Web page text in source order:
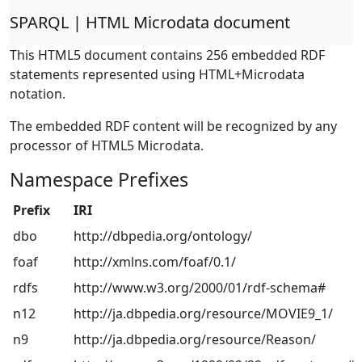
SPARQL | HTML Microdata document
This HTML5 document contains 256 embedded RDF
statements represented using HTML+Microdata
notation.
The embedded RDF content will be recognized by any
processor of HTML5 Microdata.
Namespace Prefixes
Prefix
IRI
dbo
http://dbpedia.org/ontology/
foaf
http://xmlns.com/foaf/0.1/
rdfs
http://www.w3.org/2000/01/rdf-schema#
n12
http://ja.dbpedia.org/resource/MOVIE9_1/
n9
http://ja.dbpedia.org/resource/Reason/